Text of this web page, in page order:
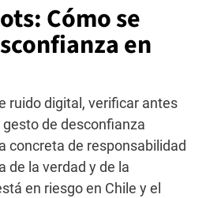
Cómo se
en
ruido digital, verificar antes
de desconfianza
concreta de responsabilidad
de la verdad y de la
en riesgo en Chile y el